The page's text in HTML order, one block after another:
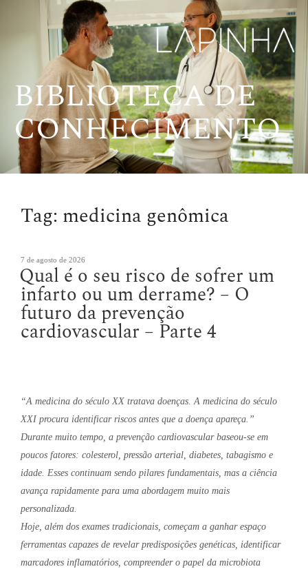
BIBLIOTECA DE
CONHECIMENTO
Tag: medicina genômica
Publicado
em
7 de agosto de 2026
Qual é o seu risco de sofrer um
infarto ou um derrame? – O
futuro da prevenção
cardiovascular – Parte 4
“A medicina do século XX tratava doenças. A medicina do século
XXI procura identificar riscos antes que a doença apareça.”
Durante muito tempo, a prevenção cardiovascular baseou-se em
poucos fatores: colesterol, pressão arterial, diabetes, tabagismo e
idade. Esses continuam sendo pilares fundamentais, mas a ciência
avança rapidamente para uma abordagem muito mais
personalizada.
Hoje, além dos exames tradicionais, começam a ganhar espaço
ferramentas capazes de revelar predisposições genéticas, identificar
marcadores inflamatórios, compreender o papel da microbiota